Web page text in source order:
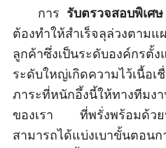
การ รับตรวจสอบพิเศษ
ต้องทำให้สำเร็จลุล่วงต
ลูกค้าซึ่งเป็นระดับองค์กรตั้ง
ระดับใหญ่เกิดความไว้เนื้อ
ภาระที่หนักอึ้งนี้ให้ทางทีมง
ของเรา ที่พรั่งพร้อมด้วย
สามารถได้แบ่งเบาขั้นตอ